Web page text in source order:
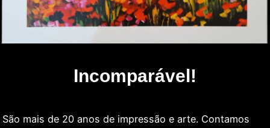
Incomparável!
São mais de 20 anos de impressão e arte. Contamos